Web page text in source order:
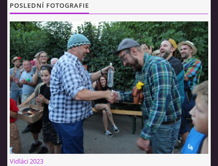
FOTOALBUM
CESTA KOLEM SVĚTA 2014 - VIDEO
VIDLÁCKÝ VÍCEBOJ 2023
CENÍK
POSLEDNÍ FOTOGRAFIE
Vidláci 2023